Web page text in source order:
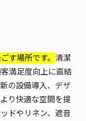
す場所です。 清潔
満足度向上に直結
の設備導入、デザ
り快適な空間を提
ドやリネン、遮音